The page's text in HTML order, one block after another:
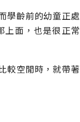
學齡前的幼童正處
上面，也是很正常
較空閒時，就帶著